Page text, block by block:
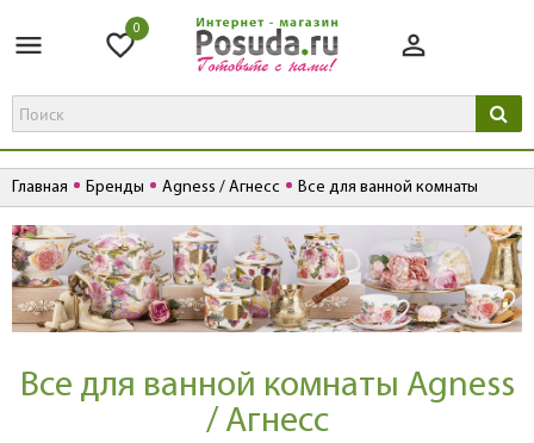
0
Главная Бренды Agness / Агнесс Все для ванной комнаты
Все для ванной комнаты Agness
/ Агнесс